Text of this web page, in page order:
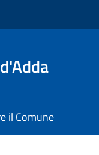
il Comune